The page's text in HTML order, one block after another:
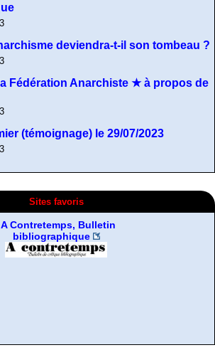
deviendra-t-il son tombeau ?
Fédération Anarchiste ★ à propos de
(témoignage) le 29/07/2023
Sites favoris
Fragments d’Histoire de
A Contretemps, Bulletin
bibliographique
Résistance non-
De la désobeissance